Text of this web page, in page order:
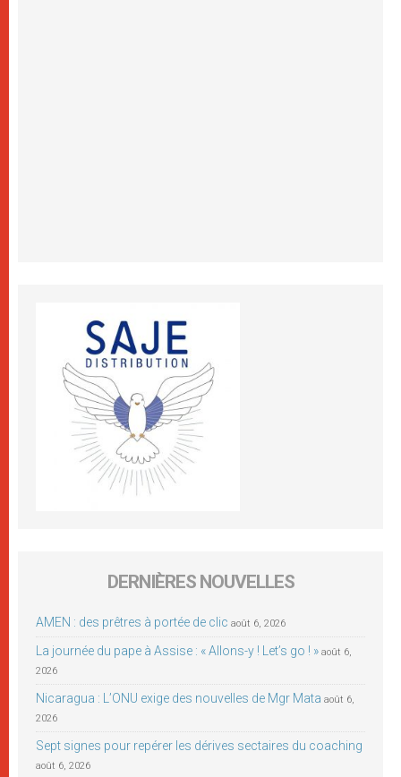
DERNIÈRES NOUVELLES
AMEN : des prêtres à portée de clic août 6, 2026
La journée du pape à Assise : « Allons-y ! Let’s go ! » août 6,
2026
Nicaragua : L’ONU exige des nouvelles de Mgr Mata août 6,
2026
Sept signes pour repérer les dérives sectaires du coaching
août 6, 2026